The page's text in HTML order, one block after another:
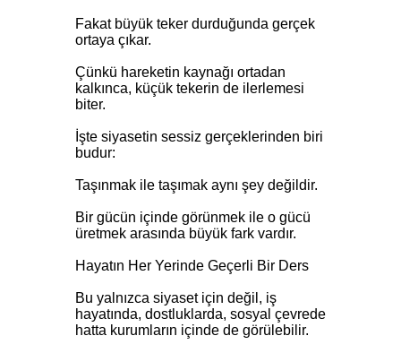
Fakat büyük teker durduğunda gerçek
ortaya çıkar.
Çünkü hareketin kaynağı ortadan
kalkınca, küçük tekerin de ilerlemesi
biter.
İşte siyasetin sessiz gerçeklerinden biri
budur:
Taşınmak ile taşımak aynı şey değildir.
Bir gücün içinde görünmek ile o gücü
üretmek arasında büyük fark vardır.
Hayatın Her Yerinde Geçerli Bir Ders
Bu yalnızca siyaset için değil, iş
hayatında, dostluklarda, sosyal çevrede
hatta kurumların içinde de görülebilir.